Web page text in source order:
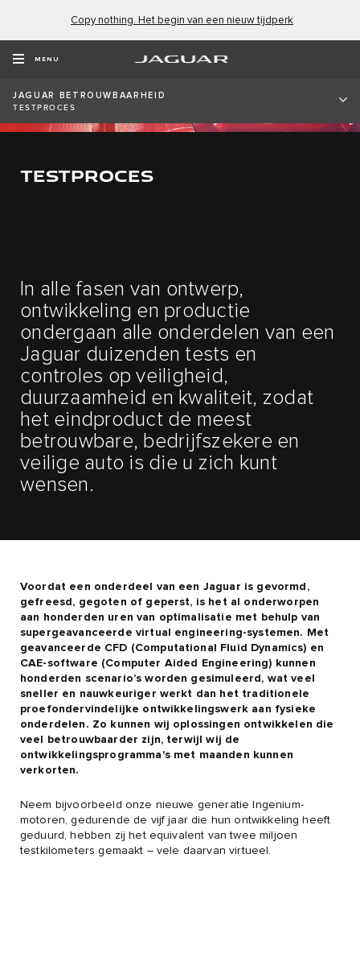
Copy nothing. Het begin van een nieuw tijdperk
MENU
JAGUAR BETROUWBAARHEID
TESTPROCES
TESTPROCES
In alle fasen van ontwerp,
ontwikkeling en productie
ondergaan alle onderdelen van een
Jaguar duizenden tests en
controles op veiligheid,
duurzaamheid en kwaliteit, zodat
het eindproduct de meest
betrouwbare, bedrijfszekere en
veilige auto is die u zich kunt
wensen.
Voordat een onderdeel van een Jaguar is gevormd,
gefreesd, gegoten of geperst, is het al onderworpen
aan honderden uren van optimalisatie met behulp van
supergeavanceerde virtual engineering-systemen. Met
geavanceerde CFD (Computational Fluid Dynamics) en
CAE-software (Computer Aided Engineering) kunnen
honderden scenario’s worden gesimuleerd, wat veel
sneller en nauwkeuriger werkt dan het traditionele
proefondervindelijke ontwikkelingswerk aan fysieke
onderdelen. Zo kunnen wij oplossingen ontwikkelen die
veel betrouwbaarder zijn, terwijl wij de
ontwikkelingsprogramma's met maanden kunnen
verkorten.
Neem bijvoorbeeld onze nieuwe generatie Ingenium-
motoren, gedurende de vijf jaar die hun ontwikkeling heeft
geduurd, hebben zij het equivalent van twee miljoen
testkilometers gemaakt – vele daarvan virtueel.